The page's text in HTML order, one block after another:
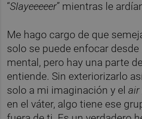
“Slayeeeeer” mientras le
Me hago cargo de que
solo se puede enfocar desde
mental, pero hay una parte
entiende. Sin exteriorizarlo
solo a mi imaginación y elair
en el váter, algo tiene ese